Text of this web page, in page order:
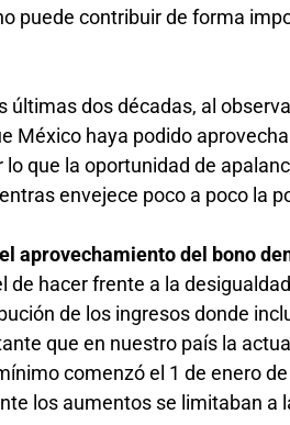
puede contribuir de forma
últimas dos décadas, al
México haya podido
que la oportunidad de
envejece poco a poco la
el aprovechamiento del bono
de hacer frente a la
de los ingresos donde
que en nuestro país la
comenzó el 1 de enero
los aumentos se limitaban a